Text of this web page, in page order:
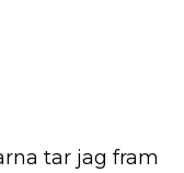
tar jag fram